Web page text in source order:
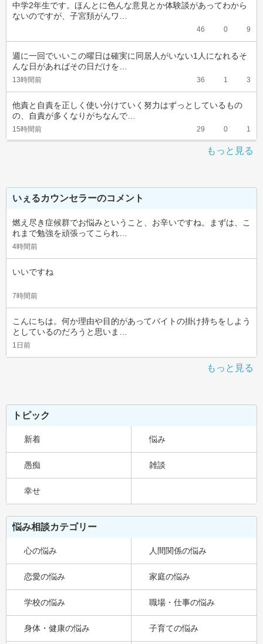
中学2年生です。ほんとに色んな意見とか体験談があってわから
ないのですが、子宮頚がんワ…
46 0 9
週に一回でいいこの曜日は確実に同居人がいない1人になれるそ
んな日があればその日だけを…
13時間前 36 1 3
他責と自責を正しく使い分けていく努力はずっとしているもの
の、自責が多くなりがちなんで…
15時間前 29 0 1
もっと見る
いぇるカウンセラーのコメント
燃え尽き症候群でお悩みということ、お辛いですね。まずは、こ
れまで勉強を頑張ってこられ…
4時間前
いいですね
7時間前
こんにちは。何か理由や目的があってバイトの掛け持ちをしよう
としているのだろうと思いま…
1日前
もっと見る
トピック
新着 悩み
愚痴 雑談
幸せ
悩み相談カテゴリー
心の悩み 人間関係の悩み
恋愛の悩み 家庭の悩み
学校の悩み 職場・仕事の悩み
身体・健康の悩み 子育ての悩み